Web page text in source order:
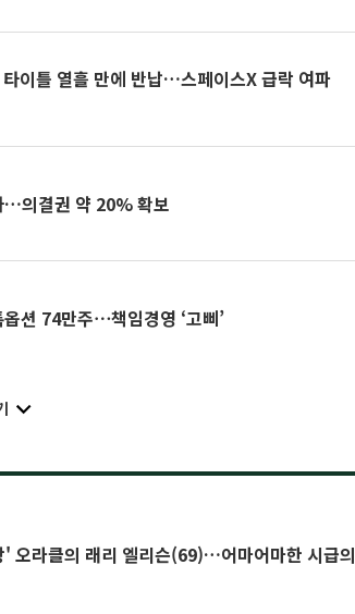
타이틀 열흘 만에 반납…스페이스X 급락 여파
…의결권 약 20% 확보
션 74만주⋯책임경영 ‘고삐’
오라클의 래리 엘리슨(69)…어마어마한 시급의